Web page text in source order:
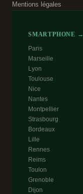
Mentions légales
SMARTPHONE →
Paris
Marseille
Lyon
Toulouse
Nice
Nantes
Montpellier
Strasbourg
Bordeaux
Lille
Rennes
Reims
Toulon
Grenoble
Dijon